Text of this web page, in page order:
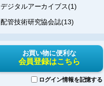
デジタルアーカイブス(1)
配管技術研究協会誌(13)
お買い物に便利な
会員登録はこちら
ログイン情報を記憶する